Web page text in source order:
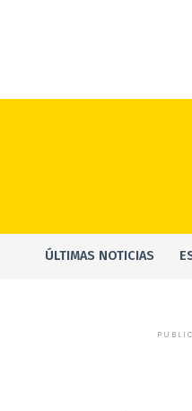
ÚLTIMAS NOTICIAS